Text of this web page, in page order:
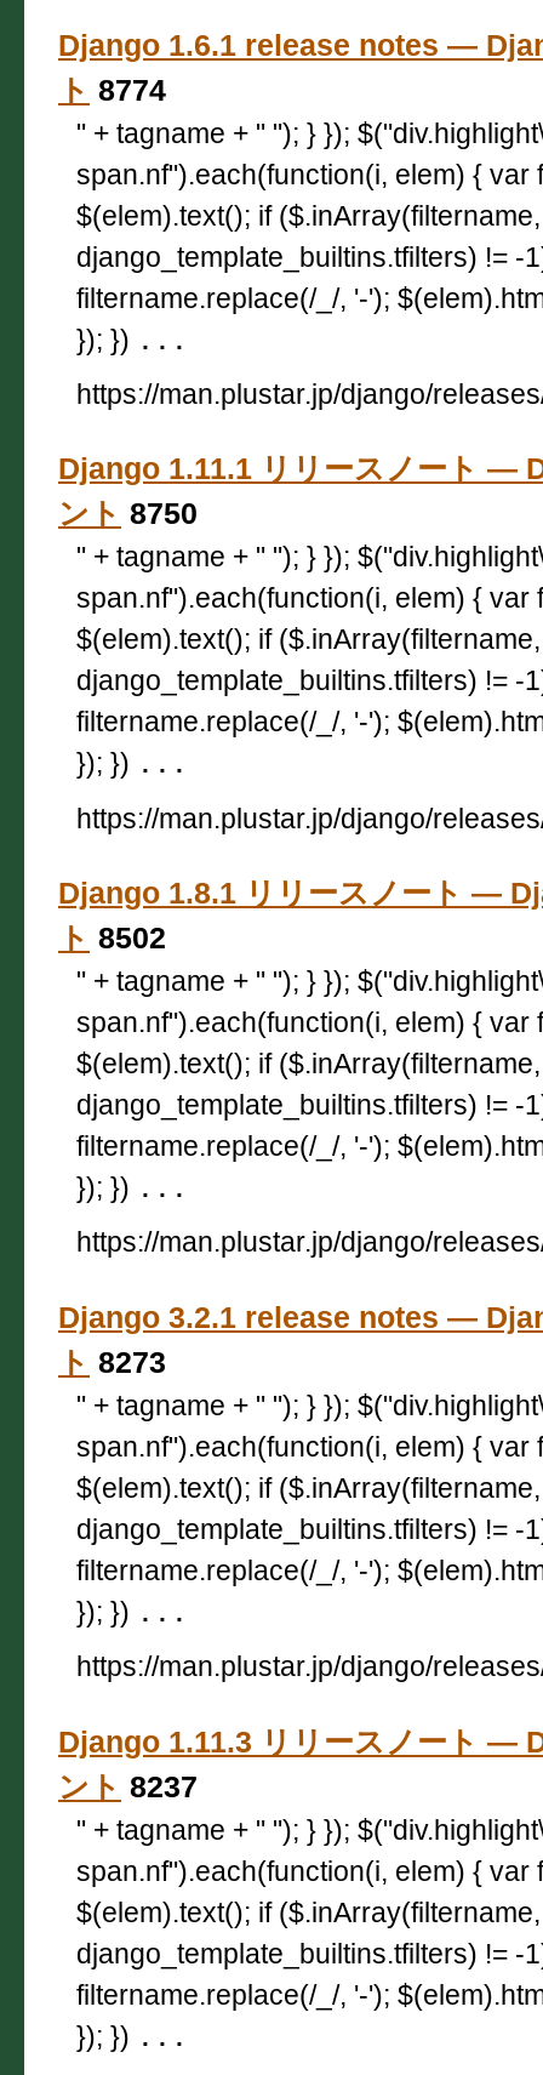
Django 1.6.1 release notes —
ト 8774
" + tagname + " "); } });
span.nf").each(function(i, elem) { var
$(elem).text(); if ($.inArray(filtername,
django_template_builtins.tfilters) != -
filtername.replace(/_/, '-');
}); }) ...
https://man.plustar.jp/django/
Django 1.11.1 リリースノート —
ント 8750
" + tagname + " "); } });
span.nf").each(function(i, elem) { var
$(elem).text(); if ($.inArray(filtername,
django_template_builtins.tfilters) != -
filtername.replace(/_/, '-');
}); }) ...
https://man.plustar.jp/django/
Django 1.8.1 リリースノート —
ト 8502
" + tagname + " "); } });
span.nf").each(function(i, elem) { var
$(elem).text(); if ($.inArray(filtername,
django_template_builtins.tfilters) != -
filtername.replace(/_/, '-');
}); }) ...
https://man.plustar.jp/django/
Django 3.2.1 release notes —
ト 8273
" + tagname + " "); } });
span.nf").each(function(i, elem) { var
$(elem).text(); if ($.inArray(filtername,
django_template_builtins.tfilters) != -
filtername.replace(/_/, '-');
}); }) ...
https://man.plustar.jp/django/
Django 1.11.3 リリースノート —
ント 8237
" + tagname + " "); } });
span.nf").each(function(i, elem) { var
$(elem).text(); if ($.inArray(filtername,
django_template_builtins.tfilters) != -
filtername.replace(/_/, '-');
}); }) ...